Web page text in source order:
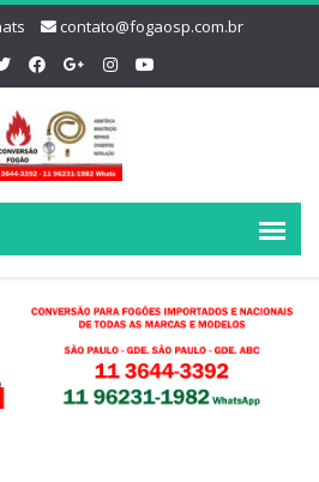
contato@fogaosp.com.br